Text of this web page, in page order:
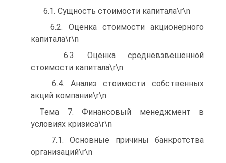
6.1. Сущность стоимости капитала\r\n
6.2. Оценка стоимости акционерного
капитала\r\n
6.3. Оценка средневзвешенной
стоимости капитала\r\n
6.4. Анализ стоимости собственных
акций компании\r\n
Тема 7. Финансовый менеджмент в
условиях кризиса\r\n
7.1. Основные причины банкротства
организаций\r\n